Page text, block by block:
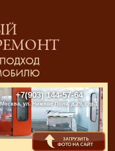
+7(903) 144-57-64
Москва, ул. Нижние Поля, д.29, стр.1